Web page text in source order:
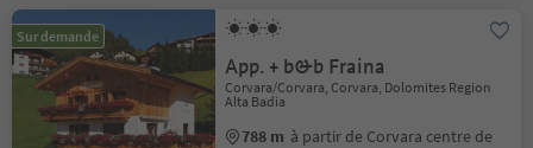
Sur demande
App. + b&b Fraina
Corvara/Corvara, Corvara, Dolomites Region
Alta Badia
788 m à partir de Corvara centre de